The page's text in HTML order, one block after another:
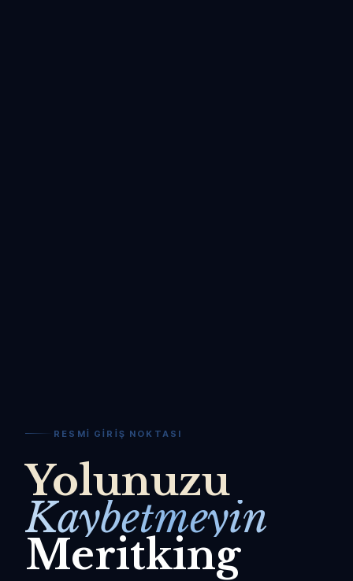
RESMI GIRIŞ NOKTASI
Yolunuzu
Kaybetmeyin
Meritking